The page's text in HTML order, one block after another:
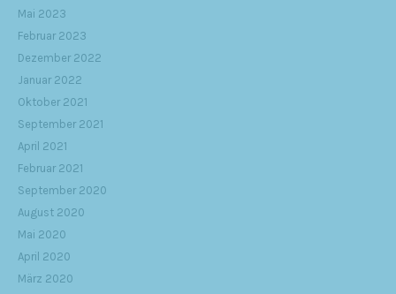
Mai 2023
Februar 2023
Dezember 2022
Januar 2022
Oktober 2021
September 2021
April 2021
Februar 2021
September 2020
August 2020
Mai 2020
April 2020
März 2020